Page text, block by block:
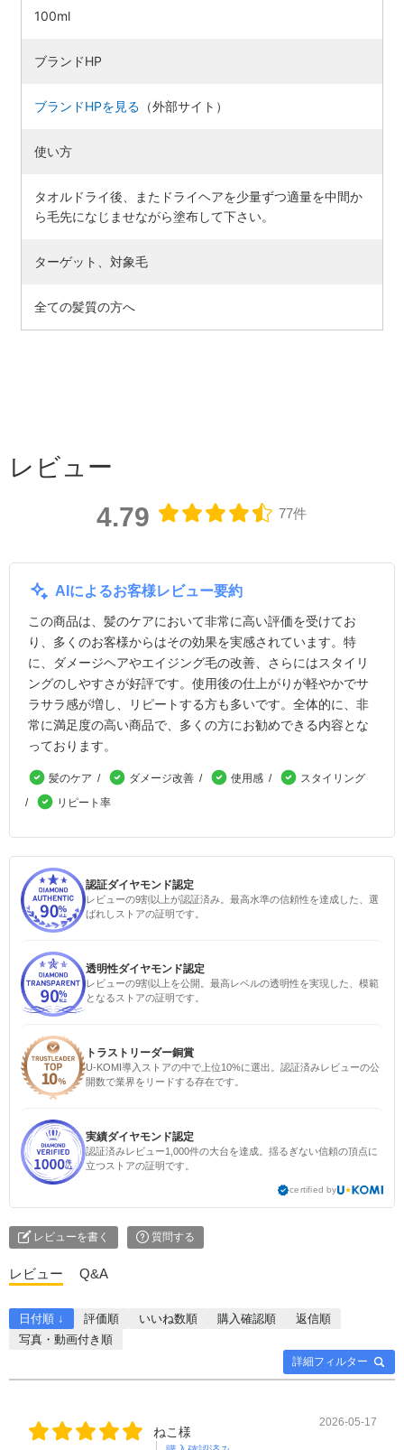
100ml
ブランドHP
ブランドHPを見る （外部サイト）
使い方
タオルドライ後、またドライヘアを少量ずつ適量を中間か
ら毛先になじませながら塗布して下さい。
ターゲット、対象毛
全ての髪質の方へ
レビュー
4.79 77件
AIによるお客様レビュー要約
この商品は、髪のケアにおいて非常に高い評価を受けてお
り、多くのお客様からはその効果を実感されています。特
に、ダメージヘアやエイジング毛の改善、さらにはスタイリ
ングのしやすさが好評です。使用後の仕上がりが軽やかでサ
ラサラ感が増し、リピートする方も多いです。全体的に、非
常に満足度の高い商品で、多くの方にお勧めできる内容とな
っております。
髪のケア ダメージ改善 使用感
スタイリング
リピート率
認証ダイヤモンド認定
レビューの9割以上が認証済み。最高水準の信頼性を達成した、選
ばれしストアの証明です。
透明性ダイヤモンド認定
レビューの9割以上を公開。最高レベルの透明性を実現した、模範
となるストアの証明です。
トラストリーダー銅賞
U-KOMI導入ストアの中で上位10%に選出。認証済みレビューの公
開数で業界をリードする存在です。
実績ダイヤモンド認定
認証済みレビュー1,000件の大台を達成。揺るぎない信頼の頂点に
立つストアの証明です。
certified by
レビューを書く 質問する
レビュー Q&A
詳細フィルター
日付順 ↓ 評価順 いいね数順 購入確認順
返信順
写真・動画付き順
ねこ様
2026-05-17